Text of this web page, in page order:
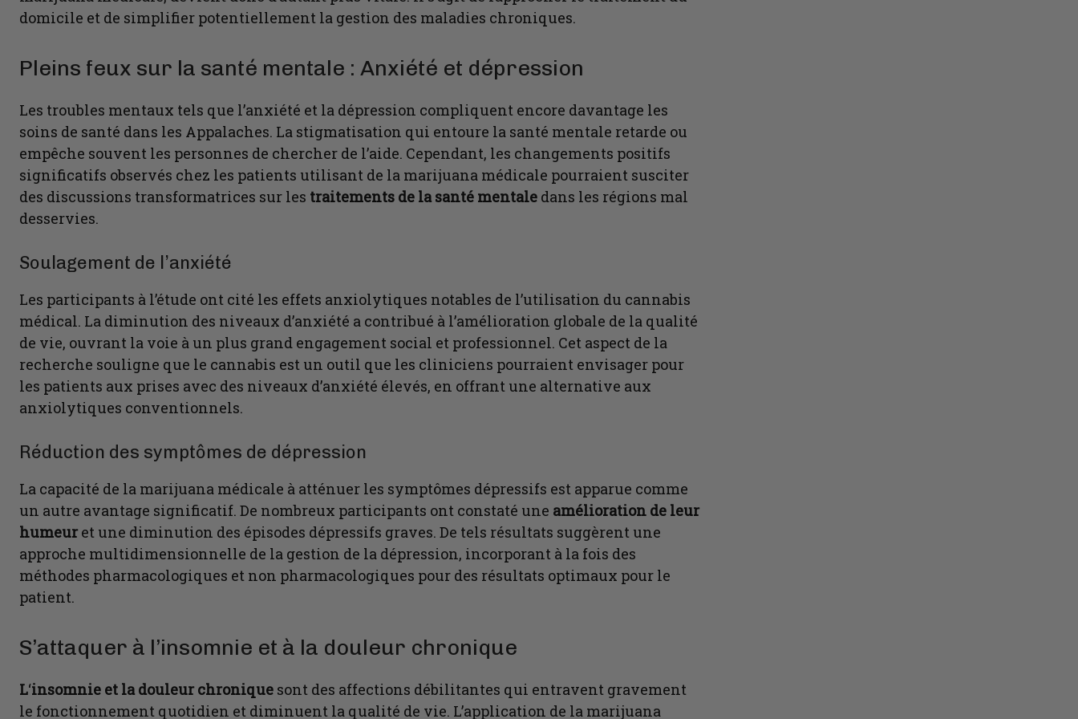
domicile et de simplifier potentiellement la gestion des maladies chroniques.
Pleins feux sur la santé mentale : Anxiété et dépression
Les troubles mentaux tels que l’anxiété et la dépression compliquent encore davantage les
soins de santé dans les Appalaches. La stigmatisation qui entoure la santé mentale retarde ou
empêche souvent les personnes de chercher de l’aide. Cependant, les changements positifs
significatifs observés chez les patients utilisant de la marijuana médicale pourraient susciter
des discussions transformatrices sur les traitements de la santé mentale dans les régions mal
desservies.
Soulagement de l’anxiété
Les participants à l’étude ont cité les effets anxiolytiques notables de l’utilisation du cannabis
médical. La diminution des niveaux d’anxiété a contribué à l’amélioration globale de la qualité
de vie, ouvrant la voie à un plus grand engagement social et professionnel. Cet aspect de la
recherche souligne que le cannabis est un outil que les cliniciens pourraient envisager pour
les patients aux prises avec des niveaux d’anxiété élevés, en offrant une alternative aux
anxiolytiques conventionnels.
Réduction des symptômes de dépression
La capacité de la marijuana médicale à atténuer les symptômes dépressifs est apparue comme
un autre avantage significatif. De nombreux participants ont constaté une amélioration de leur
humeuret une diminution des épisodes dépressifs graves. De tels résultats suggèrent une
approche multidimensionnelle de la gestion de la dépression, incorporant à la fois des
méthodes pharmacologiques et non pharmacologiques pour des résultats optimaux pour le
patient.
S’attaquer à l’insomnie et à la douleur chronique
L‘insomnie et la douleur chronique sont des affections débilitantes qui entravent gravement
le fonctionnement quotidien et diminuent la qualité de vie. L’application de la marijuana